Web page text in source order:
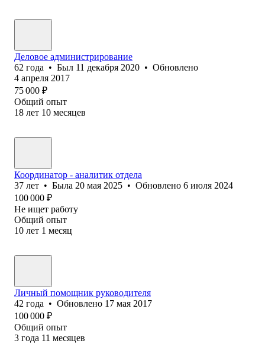
Деловое администрирование
62 года • Был 11 декабря 2020 • Обновлено
4 апреля 2017
75 000 ₽
Общий опыт
18 лет 10 месяцев
Координатор - аналитик отдела
37 лет • Была 20 мая 2025 • Обновлено 6 июля 2024
100 000 ₽
Не ищет работу
Общий опыт
10 лет 1 месяц
Личный помощник руководителя
42 года • Обновлено 17 мая 2017
100 000 ₽
Общий опыт
3 года 11 месяцев